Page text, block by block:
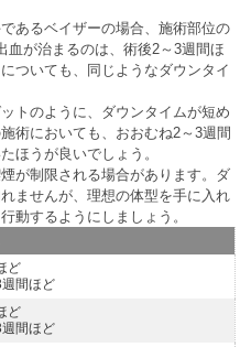
あるベイザーの場合、施術部位の
血が治まるのは、術後2～3週間ほ
ついても、同じようなダウンタイ
トのように、ダウンタイムが短め
術においても、おおむね2～3週間
ほうが良いでしょう。
が制限される場合があります。ダ
ませんが、理想の体型を手に入れ
動するようにしましょう。
ど
間ほど
ど
間ほど